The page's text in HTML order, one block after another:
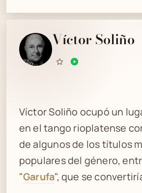
Víctor Soliño
Víctor Soliño ocupó un
en el tango rioplatense
de algunos de los títulos
populares del género,
"Garufa", que se